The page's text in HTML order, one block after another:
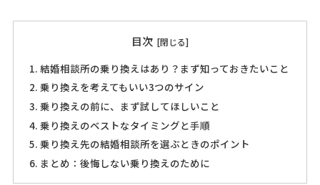
目次
結婚相談所の乗り換えはあり？まず知っておきたいこと
乗り換えを考えてもいい3つのサイン
乗り換えの前に、まず試してほしいこと
乗り換えのベストなタイミングと手順
乗り換え先の結婚相談所を選ぶときのポイント
まとめ：後悔しない乗り換えのために